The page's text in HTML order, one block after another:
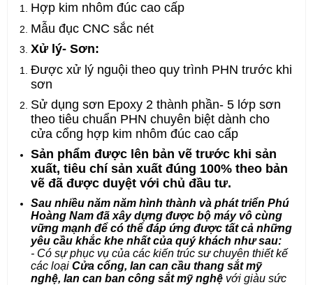
Hợp kim nhôm đúc cao cấp
Mẫu đục CNC sắc nét
Xử lý- Sơn:
Được xử lý nguội theo quy trình PHN trước khi
sơn
Sử dụng sơn Epoxy 2 thành phần- 5 lớp sơn
theo tiêu chuẩn PHN chuyên biệt dành cho
cửa cổng hợp kim nhôm đúc cao cấp
Sản phẩm được lên bản vẽ trước khi sản
xuất, tiêu chí sản xuất đúng 100% theo bản
vẽ đã được duyệt với chủ đầu tư.
Sau nhiều năm năm hình thành và phát triểnPhú
Hoàng Nam đã xây dựng được bộ máy vô cùng
vững mạnh để có thể đáp ứng được tất cả những
yêu cầu khắc khe nhất của quý khách như sau:
- Có sự phục vụ của các kiến trúc sư chuyên thiết kế
các loạiCửa cổng,lan can cầu thang sắt mỹ
nghệ,lan can ban công sắt mỹ nghệ với giàu sức